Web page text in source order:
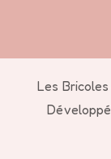
Les